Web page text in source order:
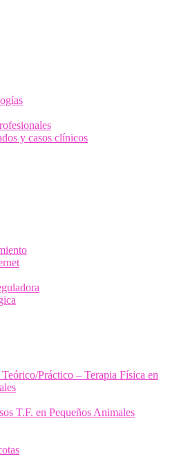
y casos clínicos
Práctico – Terapia Física en
T.F. en Pequeños Animales